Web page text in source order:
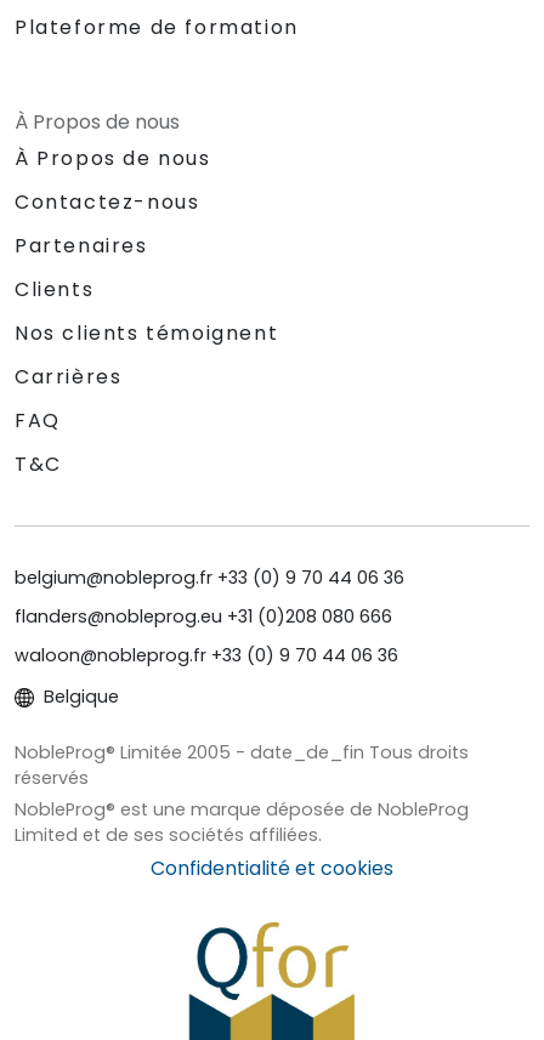
Plateforme de formation
À Propos de nous
À Propos de nous
Contactez-nous
Partenaires
Clients
Nos clients témoignent
Carrières
FAQ
T&C
belgium@nobleprog.fr +33 (0) 9 70 44 06 36
flanders@nobleprog.eu +31 (0)208 080 666
waloon@nobleprog.fr +33 (0) 9 70 44 06 36
Belgique
NobleProg® Limitée 2005 - date_de_fin Tous droits
réservés
NobleProg® est une marque déposée de NobleProg
Limited et de ses sociétés affiliées.
Confidentialité et cookies